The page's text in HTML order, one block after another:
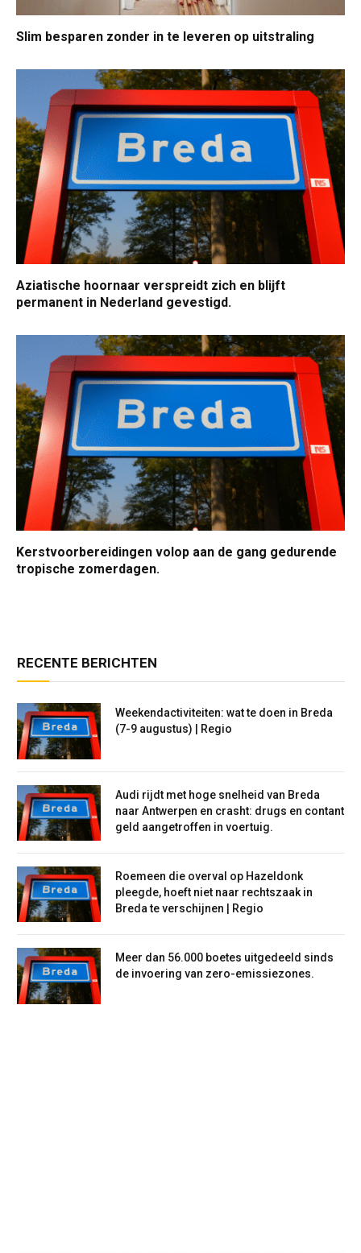
Slim besparen zonder in te leveren op uitstraling
Aziatische hoornaar verspreidt zich en blijft
permanent in Nederland gevestigd.
Kerstvoorbereidingen volop aan de gang gedurende
tropische zomerdagen.
RECENTE BERICHTEN
Weekendactiviteiten: wat te doen in Breda
(7-9 augustus) | Regio
Audi rijdt met hoge snelheid van Breda
naar Antwerpen en crasht: drugs en contant
geld aangetroffen in voertuig.
Roemeen die overval op Hazeldonk
pleegde, hoeft niet naar rechtszaak in
Breda te verschijnen | Regio
Meer dan 56.000 boetes uitgedeeld sinds
de invoering van zero-emissiezones.